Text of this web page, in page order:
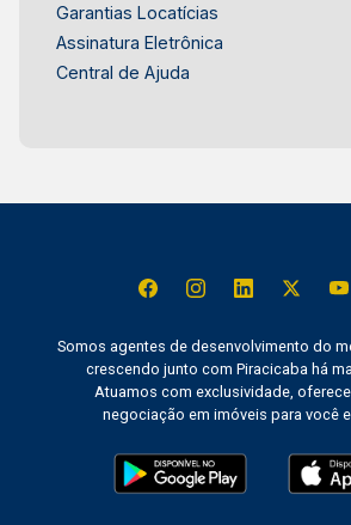
Garantias Locatícias
Assinatura Eletrônica
Central de Ajuda
Somos agentes de desenvolvimento do
crescendo junto com Piracicaba há
Atuamos com exclusividade,
negociação em imóveis para você